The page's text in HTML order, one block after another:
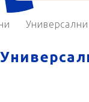
Универсални